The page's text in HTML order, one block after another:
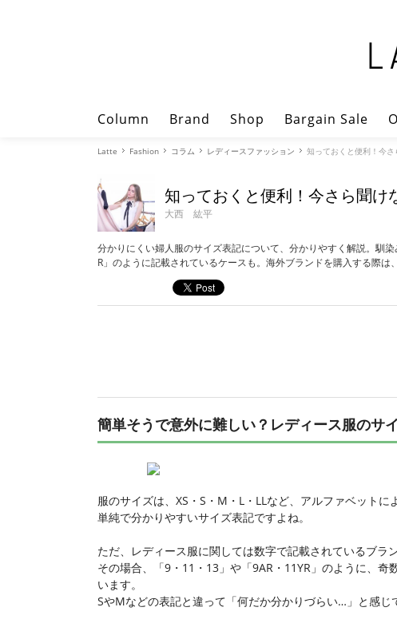
Column Brand Shop Bargain Sale
Latte Fashion コラム レディースファッション 知っておくと便利！今
知っておくと便利！今さら聞
大西 紘平
分かりにくい婦人服のサイズ表記について、分かりやすく解説。馴
R」のように記載されているケースも。海外ブランドを購入する際は
簡単そうで意外に難しい？レディース服のサ
服のサイズは、XS・S・M・L・LLなど、アルファベット
単純で分かりやすいサイズ表記ですよね。
ただ、レディース服に関しては数字で記載されているブラ
その場合、「9・11・13」や「9AR・11YR」のように、
います。
SやMなどの表記と違って「何だか分かりづらい…」と感じ